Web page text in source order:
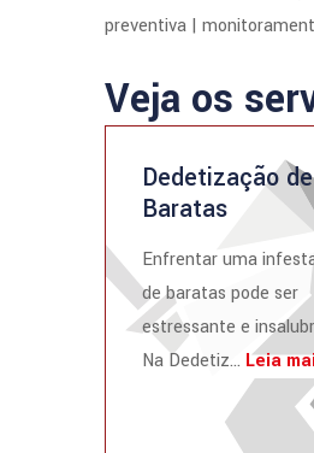
preventiva |
Veja os
Dedetização de
Baratas
Enfrentar uma
de baratas pode ser
estressante e
Na Dedetiz... Leia